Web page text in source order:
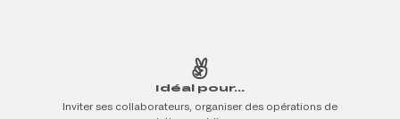
Idéal pour...
Inviter ses collaborateurs, organiser des opérations de